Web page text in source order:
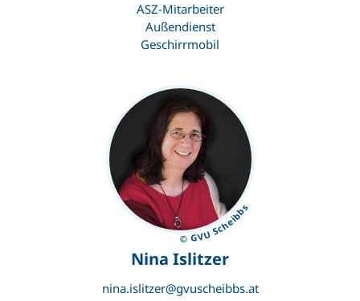
ASZ-Mitarbeiter
Außendienst
Geschirrmobil
© GVU Scheibbs
Nina Islitzer
nina.islitzer@gvuscheibbs.at